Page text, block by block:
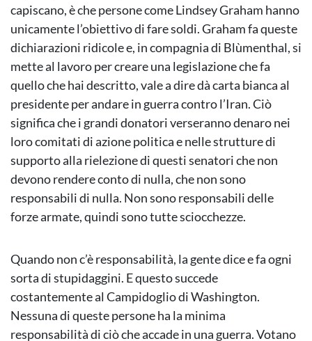
capiscano, è che persone come Lindsey Graham hanno
unicamente l’obiettivo di fare soldi. Graham fa queste
dichiarazioni ridicole e, in compagnia di Blùmenthal, si
mette al lavoro per creare una legislazione che fa
quello che hai descritto, vale a dire dà carta bianca al
presidente per andare in guerra contro l’Iran. Ciò
significa che i grandi donatori verseranno denaro nei
loro comitati di azione politica e nelle strutture di
supporto alla rielezione di questi senatori che non
devono rendere conto di nulla, che non sono
responsabili di nulla. Non sono responsabili delle
forze armate, quindi sono tutte sciocchezze.
Quando non c’è responsabilità, la gente dice e fa ogni
sorta di stupidaggini. E questo succede
costantemente al Campidoglio di Washington.
Nessuna di queste persone ha la minima
responsabilità di ciò che accade in una guerra. Votano